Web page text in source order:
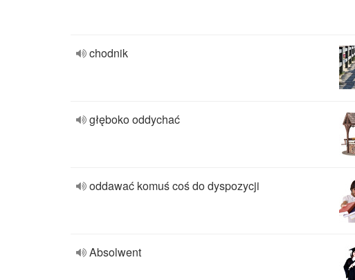
chodnik
głęboko oddychać
oddawać komuś coś do dyspozycji
Absolwent